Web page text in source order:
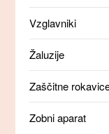
Vzglavniki
Žaluzije
Zaščitne
Zobni aparat